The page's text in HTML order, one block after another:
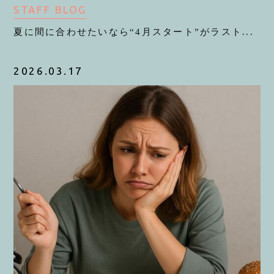
STAFF BLOG
夏に間に合わせたいなら“4月スタート”がラスト...
2026.03.17